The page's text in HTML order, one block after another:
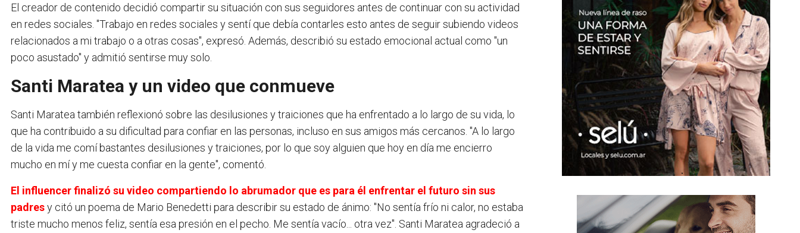
El creador de contenido decidió compartir su situación con sus seguidores antes de continuar con su actividad
en redes sociales. "Trabajo en redes sociales y sentí que debía contarles esto antes de seguir subiendo videos
relacionados a mi trabajo o a otras cosas", expresó. Además, describió su estado emocional actual como "un
poco asustado" y admitió sentirse muy solo.
Santi Maratea y un video que conmueve
Santi Maratea también reflexionó sobre las desilusiones y traiciones que ha enfrentado a lo largo de su vida, lo
que ha contribuido a su dificultad para confiar en las personas, incluso en sus amigos más cercanos. "A lo largo
de la vida me comí bastantes desilusiones y traiciones, por lo que soy alguien que hoy en día me encierro
mucho en mí y me cuesta confiar en la gente", comentó.
El influencer finalizó su video compartiendo lo abrumador que es para él enfrentar el futuro sin sus
padresy citó un poema de Mario Benedetti para describir su estado de ánimo: "No sentía frío ni calor, no estaba
triste mucho menos feliz, sentía esa presión en el pecho. Me sentía vacío... otra vez". Santi Maratea agradeció a